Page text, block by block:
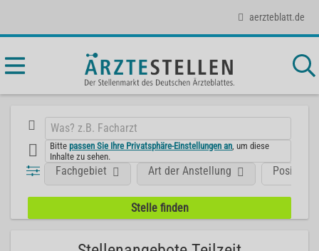
aerzteblatt.de
Bittepassen Sie Ihre Privatsphäre-Einstellungen an , um diese
Inhalte zu sehen.
Position
Fachgebiet Art der Anstellung